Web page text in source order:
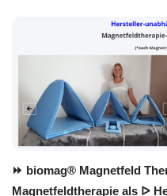
⏩ biomag® Magnetfeld
Magnetfeldtherapie als ᐅ